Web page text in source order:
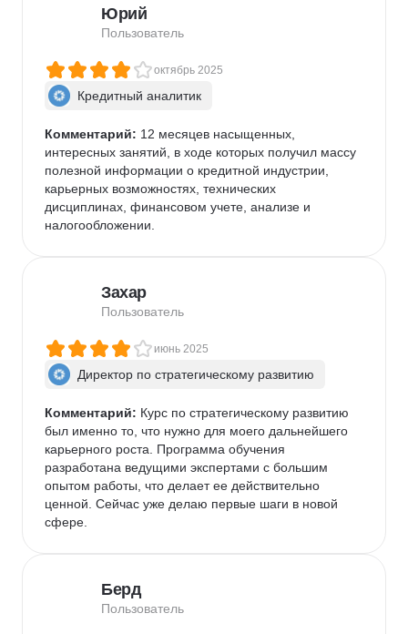
Юрий
Пользователь
октябрь 2025
Кредитный аналитик
Комментарий: 12 месяцев насыщенных,
интересных занятий, в ходе которых получил массу
полезной информации о кредитной индустрии,
карьерных возможностях, технических
дисциплинах, финансовом учете, анализе и
налогообложении.
Захар
Пользователь
июнь 2025
Директор по стратегическому развитию
Комментарий: Курс по стратегическому развитию
был именно то, что нужно для моего дальнейшего
карьерного роста. Программа обучения
разработана ведущими экспертами с большим
опытом работы, что делает ее действительно
ценной. Сейчас уже делаю первые шаги в новой
сфере.
Берд
Пользователь